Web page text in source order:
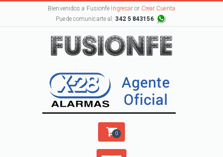
Bienvenidos a Fusionfe Ingresar or Crear Cuenta
Puede comunicarte al: 342 5 843156
0